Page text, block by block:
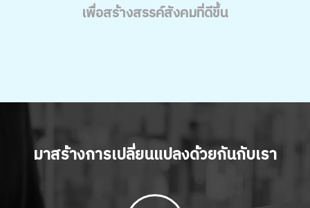
เพื่อสร้างสรรค์สังคมที่ดีขึ้น
มาสร้างการเปลี่ยนแปลงด้วยกันกับเรา